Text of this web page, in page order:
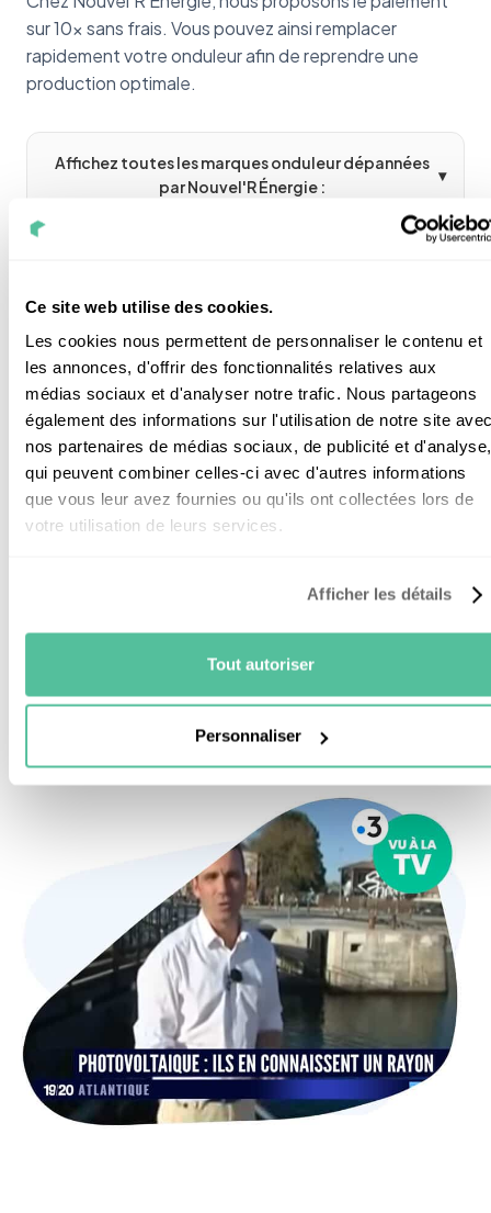
Ce site web utilise des cookies.
Les cookies nous permettent de personnaliser le contenu et
les annonces, d'offrir des fonctionnalités relatives aux
médias sociaux et d'analyser notre trafic. Nous partageons
également des informations sur l'utilisation de notre site
nos partenaires de médias sociaux, de publicité et d'analyse,
qui peuvent combiner celles-ci avec d'autres informations
que vous leur avez fournies ou qu'ils ont collectées lors de
votre utilisation de leurs services.
Afficher les détails
Tout autoriser
Personnaliser
sur 10x sans frais. Vous pouvez ainsi remplacer
rapidement votre onduleur afin de reprendre une
production optimale.
Affichez toutes les marques onduleur dépannées
par Nouvel'R Énergie :
▾
Être rappelé(e)
ON PARLE DE NOUS
Nouvel'R Énergie dans les
médias